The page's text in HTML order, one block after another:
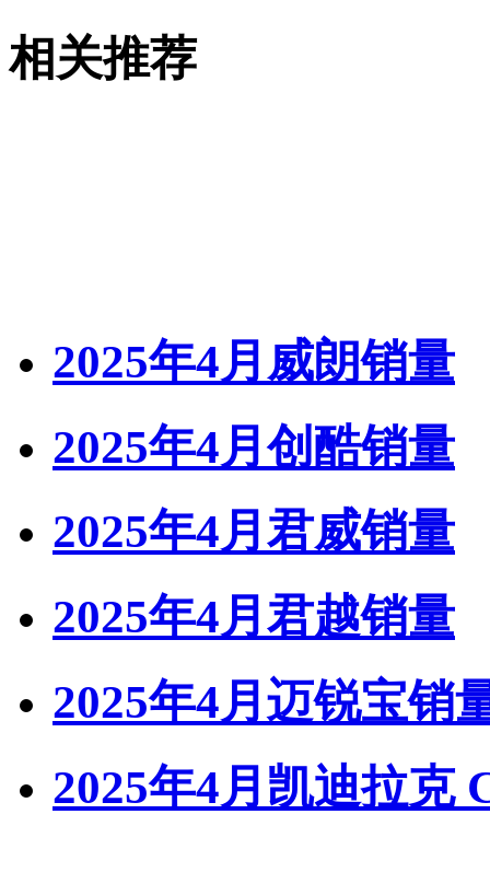
相关推荐
2025年4月威朗销量
2025年4月创酷销量
2025年4月君威销量
2025年4月君越销量
2025年4月迈锐宝销
2025年4月凯迪拉克